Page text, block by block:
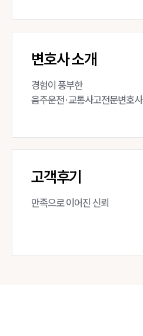
변호사 소개
경험이 풍부한
음주운전·교통사고전문변호사
고객후기
만족으로 이어진 신뢰